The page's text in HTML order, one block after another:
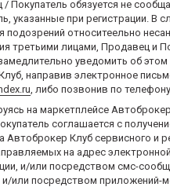
/ Покупатель обязуется не
указанные при регистрации. В
подозрений относитеельно
третьими лицами, Продавец и
уведомить об
направив электронное
, либо позвонив по
на маркетплейсе
соглашается с
Автоброкер Клуб сервисного и
на адрес
и/или посредством смс-
и/или посредством приложений-